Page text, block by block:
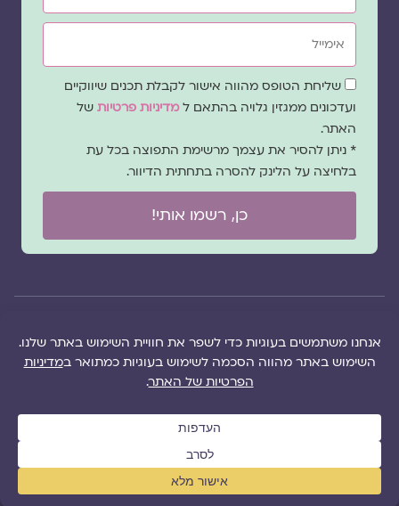
אימייל
שדהשליחת הטופס מהווה אישור לקבלת תכנים שיווקיים
ועדכונים ממגזין גלויה בהתאם למדיניות פרטיות של
האתר.
* ניתן להסיר את עצמך מרשימת התפוצה בכל עת
בלחיצה על הלינק להסרה בתחתית הדיוור.
כן, רשמו אותי!
הזכויות של מגזין
ושרה סגל־כץ אלא
של
שגגה
הוקם ב ❤ על ידי –
לימונדה 2.0
| מיתוג:
סטודיו נופר דסקל
שרה סגל־כץ
2.0
(2020-2026)
מפת אתר|
אותנו|תמכו בנו